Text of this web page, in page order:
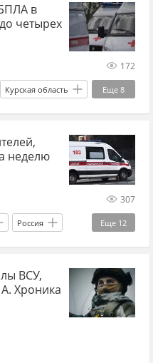
в
четырех
172
Еще 8
Курская область
новости
неделю
307
Еще 12
Россия
БПЛА
Украина
ВСУ,
Хроника